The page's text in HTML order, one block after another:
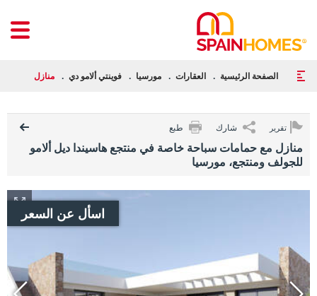
الصفحة الرئيسية العقارات مورسيا فوينتي ألامو دي منازل مع
تقرير شارك طبع
منازل مع حمامات سباحة خاصة في منتجع هاسيندا ديل ألامو
للجولف ومنتجع، مورسيا
اسأل عن السعر